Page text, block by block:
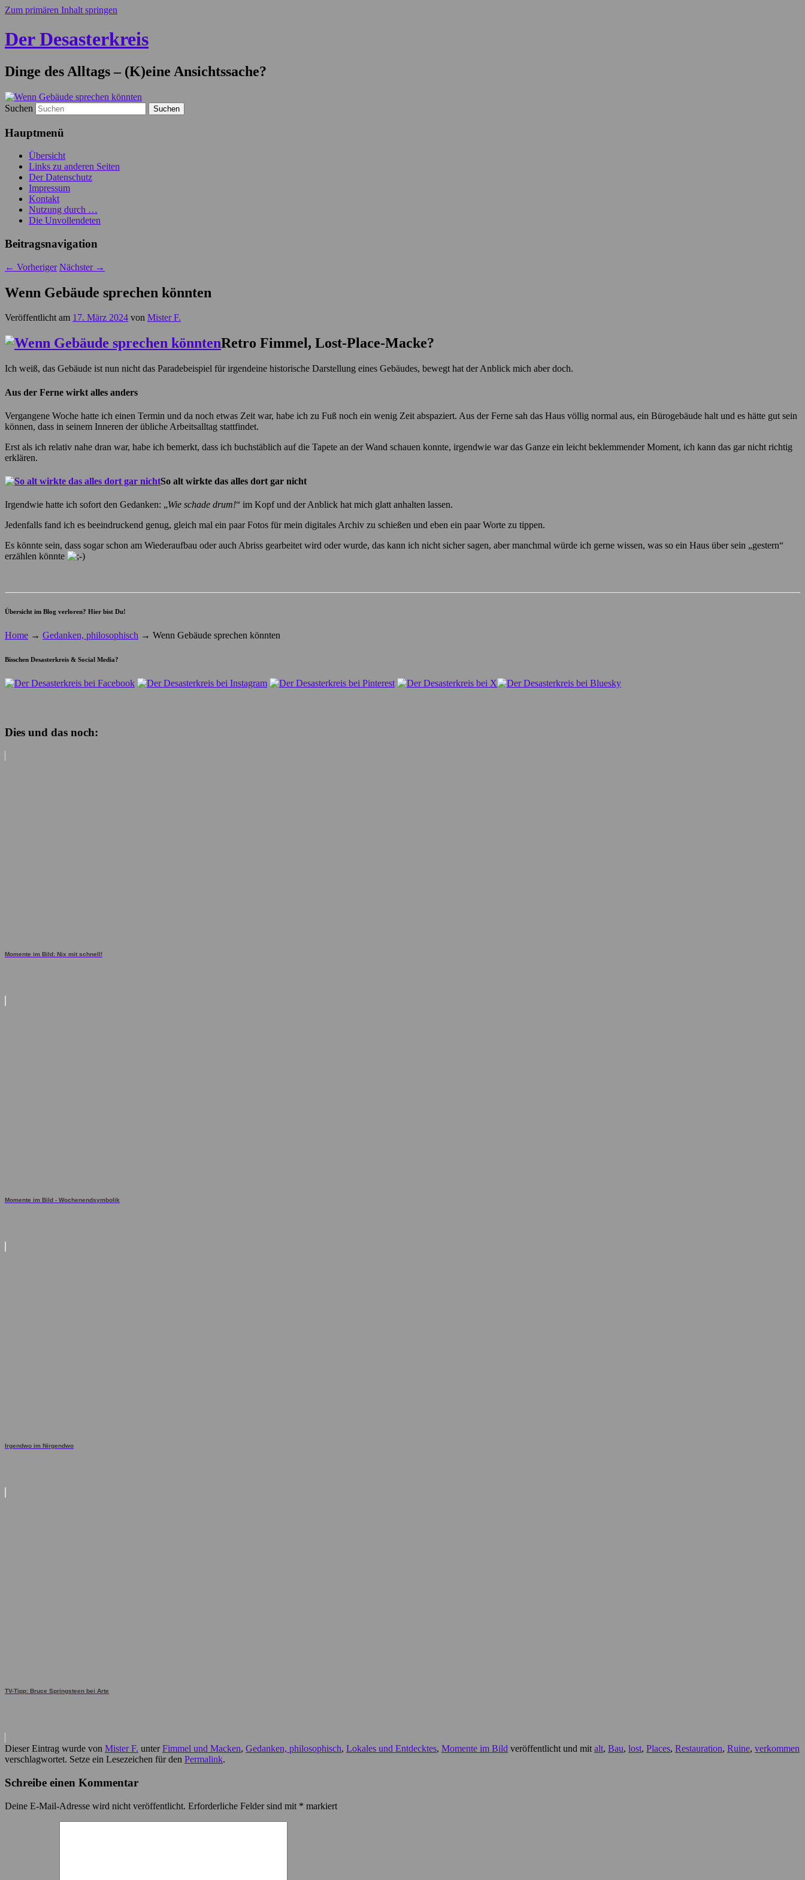
Zum primären Inhalt springen
Der Desasterkreis
Dinge des Alltags – (K)eine Ansichtssache?
Suchen
Hauptmenü
Übersicht
Links zu anderen Seiten
Der Datenschutz
Impressum
Kontakt
Nutzung durch …
Die Unvollendeten
Beitragsnavigation
← Vorheriger Nächster →
Wenn Gebäude sprechen könnten
Veröffentlicht am 17. März 2024 von Mister F.
Retro Fimmel, Lost-Place-Macke?
Ich weiß, das Gebäude ist nun nicht das Paradebeispiel für irgendeine historische Darstellung eines Gebäudes, bewegt hat der Anblick mich aber doch.
Aus der Ferne wirkt alles anders
Vergangene Woche hatte ich einen Termin und da noch etwas Zeit war, habe ich zu Fuß noch ein wenig Zeit abspaziert. Aus der Ferne sah das Haus völlig normal aus, ein Bürogebäude halt und es hätte gut sein
können, dass in seinem Inneren der übliche Arbeitsalltag stattfindet.
Erst als ich relativ nahe dran war, habe ich bemerkt, dass ich buchstäblich auf die Tapete an der Wand schauen konnte, irgendwie war das Ganze ein leicht beklemmender Moment, ich kann das gar nicht richtig
erklären.
So alt wirkte das alles dort gar nicht
Irgendwie hatte ich sofort den Gedanken: „Wie schade drum!“ im Kopf und der Anblick hat mich glatt anhalten lassen.
Jedenfalls fand ich es beeindruckend genug, gleich mal ein paar Fotos für mein digitales Archiv zu schießen und eben ein paar Worte zu tippen.
Es könnte sein, dass sogar schon am Wiederaufbau oder auch Abriss gearbeitet wird oder wurde, das kann ich nicht sicher sagen, aber manchmal würde ich gerne wissen, was so ein Haus über sein „gestern“
erzählen könnte
Übersicht im Blog verloren? Hier bist Du!
Home → Gedanken, philosophisch → Wenn Gebäude sprechen könnten
Bisschen Desasterkreis & Social Media?
Dies und das noch:
Momente im Bild: Nix mit schnell!
Momente im Bild - Wochenendsymbolik
Irgendwo im Nirgendwo
TV-Tipp: Bruce Springsteen bei Arte
Dieser Eintrag wurde von Mister F. unterFimmel und Macken, Gedanken, philosophisch, Lokales und Entdecktes, Momente im Bild veröffentlicht und mit alt, Bau, lost, Places, Restauration, Ruine, verkommen
verschlagwortet. Setze ein Lesezeichen für den Permalink.
Schreibe einen Kommentar
Deine E-Mail-Adresse wird nicht veröffentlicht. Erforderliche Felder sind mit * markiert